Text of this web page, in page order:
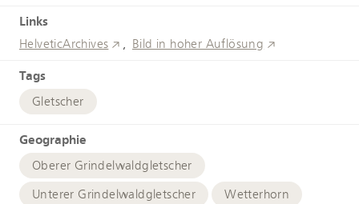
Links
HelveticArchives Bild in hoher Auflösung
Tags
Gletscher
Geographie
Oberer Grindelwaldgletscher
Unterer Grindelwaldgletscher
Wetterhorn